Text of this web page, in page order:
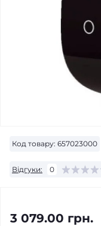
Код товару: 657023000
Відгуки: 0
3 079.00 грн.